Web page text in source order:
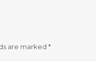
are marked *